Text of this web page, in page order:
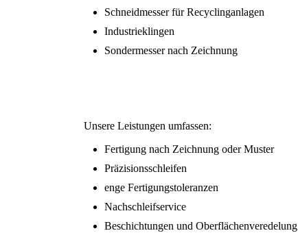
Schneidmesser für Recyclinganlagen
Industrieklingen
Sondermesser nach Zeichnung
Unsere Leistungen umfassen:
Fertigung nach Zeichnung oder Muster
Präzisionsschleifen
enge Fertigungstoleranzen
Nachschleifservice
Beschichtungen und Oberflächenveredelung